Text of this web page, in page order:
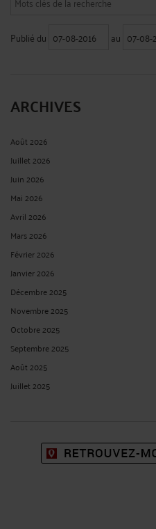
Publié du au
ARCHIVES
Août 2026
Juillet 2026
Juin 2026
Mai 2026
Avril 2026
Mars 2026
Février 2026
Janvier 2026
Décembre 2025
Novembre 2025
Octobre 2025
Septembre 2025
Août 2025
Juillet 2025